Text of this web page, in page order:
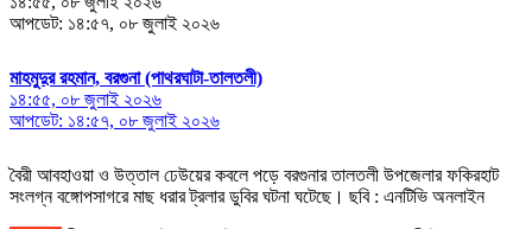
আপডেট: ১৪:৫৭, ০৮ জুলাই ২০২৬
মাহমুদুর রহমান, বরগুনা (পাথরঘাটা-তালতলী)
১৪:৫৫, ০৮ জুলাই ২০২৬
আপডেট: ১৪:৫৭, ০৮ জুলাই ২০২৬
বৈরী আবহাওয়া ও উত্তাল ঢেউয়ের কবলে পড়ে বরগুনার তালতলী উপজেলার ফকিরহাট
সংলগ্ন বঙ্গোপসাগরে মাছ ধরার ট্রলার ডুবির ঘটনা ঘটেছে। ছবি : এনটিভি অনলাইন